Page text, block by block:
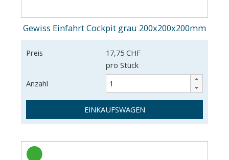
Gewiss Einfahrt Cockpit grau 200x200x200mm
Preis
17,75 CHF
pro Stück
Anzahl
EINKAUFSWAGEN